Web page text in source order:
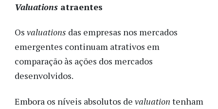
Valuations atraentes
Os valuations das empresas nos mercados
emergentes continuam atrativos em
comparação às ações dos mercados
desenvolvidos.
Embora os níveis absolutos de valuation tenham